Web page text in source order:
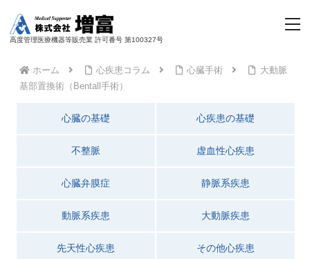
高度管理医療機器等販売業 許可番号 第100327号
ホーム 心疾患コラム 心臓手術
大動脈
基部置換術（Bentall手術）
心臓の基礎 心疾患の基礎
不整脈 虚血性心疾患
心臓弁膜症 静脈系疾患
動脈系疾患 大動脈疾患
先天性心疾患 その他心疾患